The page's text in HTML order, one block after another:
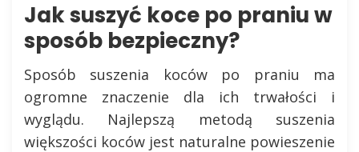
Jak suszyć koce po praniu w
sposób bezpieczny?
Sposób suszenia koców po praniu ma
ogromne znaczenie dla ich trwałości i
wyglądu. Najlepszą metodą suszenia
większości koców jest naturalne powieszenie